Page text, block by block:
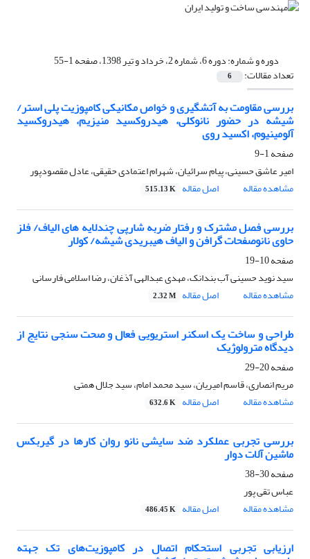
دوره و شماره:دوره 6، شماره 2، خرداد و تیر 1398، صفحه 1-55
تعداد مقالات: 6
بررسی مقاومت به آتشگیری و خواص مکانیکی کامپوزیت پلی استر/
شیشه در حضور نانوکلی، هیدروکسید منیزیم، هیدروکسید
آلومینیوم، اکسید روی
صفحه1-9
امیر عاشق حسینی، پیام سرائیان، شهرام اعتمادی حقیقی، عادل مقصودپور
مشاهده مقاله
اصل مقاله 515.13 K
بررسی فصل مشترک و رفتار ضربه شارپی چندلایه های الیاف/ فلز
حاوی نانوصفحات گرافن و الیاف هیبریدی شیشه/ کولار
صفحه10-19
سید نوید حسینی آب بندانک، مهدی عبدالهی آذغان، رضا اسلامی فارسانی
مشاهده مقاله
اصل مقاله 2.32 M
طراحی و ساخت یک اسکنر استریویی فعال و صحت سنجی نتایج از
دیدگاه مترولوژیک
صفحه20-29
مریم انصاری، قاسم امیریان، سید محمد امام، سید جلال همتی
مشاهده مقاله
اصل مقاله 632.6 K
بررسی تجربی عملکرد ضد سایشی نانو روان کارها در گیربکس
ماشین آلات دوار
صفحه30-38
عباس تقی پور
مشاهده مقاله
اصل مقاله 486.45 K
ارزیابی تجربی استحکام اتصال در کامپوزیت‌های تک جهته